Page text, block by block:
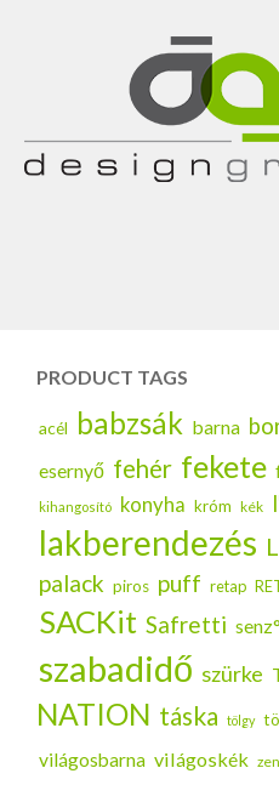
PRODUCT TAGS
acél babzsák barna
esernyő fehér fekete
kihangosító konyha króm kék
lakberendezés
palack piros puff retap
SACKit Safretti senz°
szabadidő szürke
NATION táska tölgy
világosbarna világoskék